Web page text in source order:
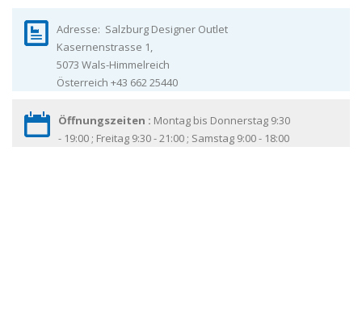
Adresse: Salzburg Designer Outlet
Kasernenstrasse 1,
5073 Wals-Himmelreich
Österreich +43 662 25440
Öffnungszeiten : Montag bis Donnerstag 9:30
- 19:00 ; Freitag 9:30 - 21:00 ; Samstag 9:00 - 18:00